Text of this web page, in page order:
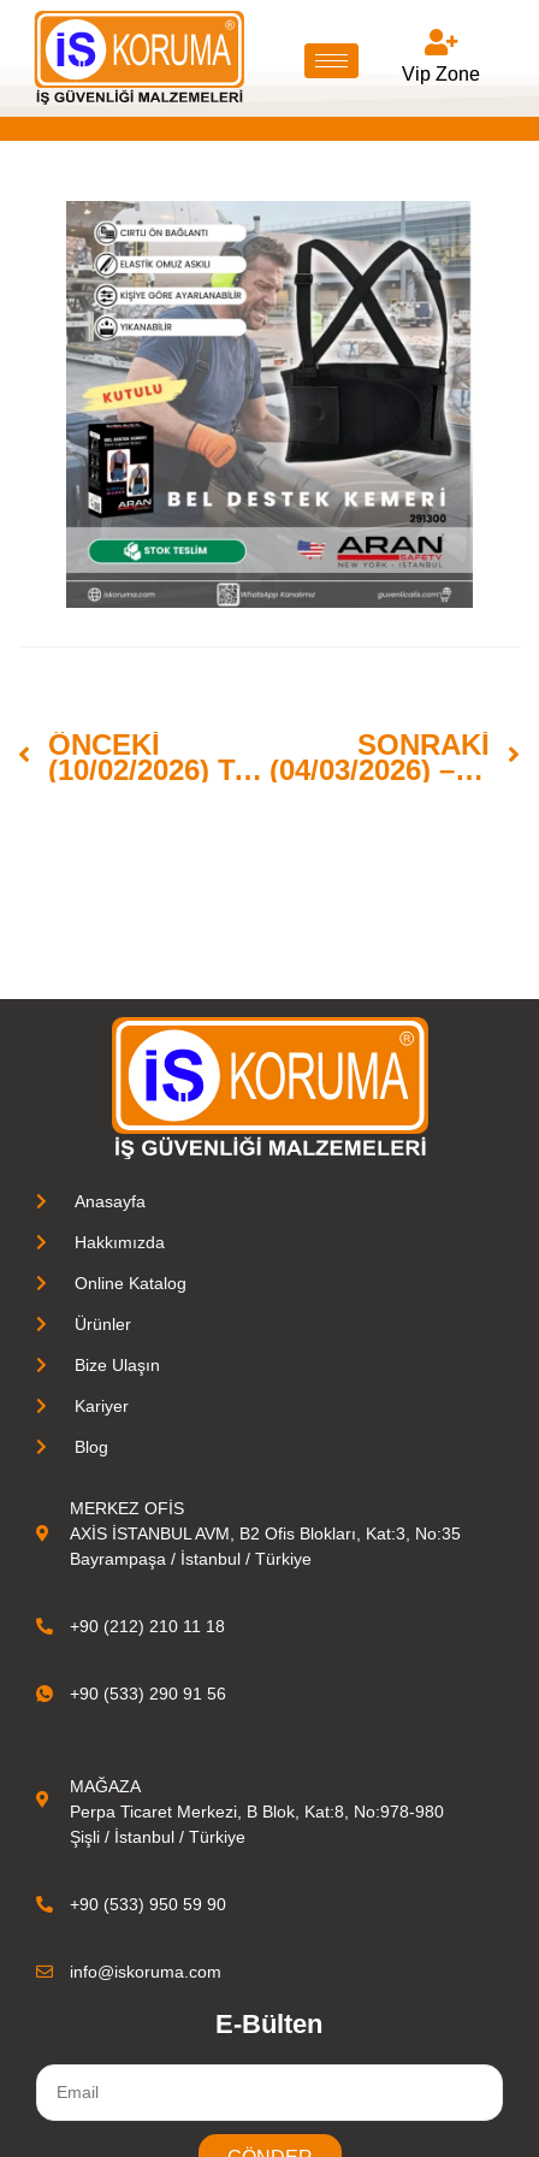
Vip Zone
ÖNCEKI
(10/02/2026) Tekrar Stoklarda – GRASHOPPER ANTI-VIBRASYON ELDİVENİ
SONRAKI
(04/03/2026) – STRATEJİK PARTNER PROGRAMI
Anasayfa
Hakkımızda
Online Katalog
Ürünler
Bize Ulaşın
Kariyer
Blog
MERKEZ OFİS
AXİS İSTANBUL AVM, B2 Ofis Blokları, Kat:3, No:35
Bayrampaşa / İstanbul / Türkiye
+90 (212) 210 11 18
+90 (533) 290 91 56
MAĞAZA
Perpa Ticaret Merkezi, B Blok, Kat:8, No:978-980
Şişli / İstanbul / Türkiye
+90 (533) 950 59 90
info@iskoruma.com
E-Bülten